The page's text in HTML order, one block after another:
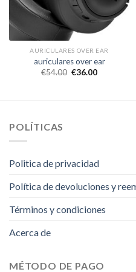
AURICULARES OVER EAR
auriculares over ear
€54.00 €36.00
POLÍTICAS
Politica de privacidad
Política de devoluciones y
Términos y condiciones
Acerca de
MÉTODO DE PAGO